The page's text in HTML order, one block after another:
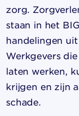
zorg.
staan in het
handelingen
Werkgevers
laten werken,
krijgen en zijn
schade.